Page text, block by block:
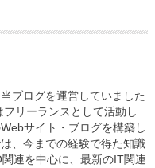
ブログを運営していました
リーランスとして活動し
サイト・ブログを構築し
、今までの経験で得た知識
連を中心に、最新のIT関連